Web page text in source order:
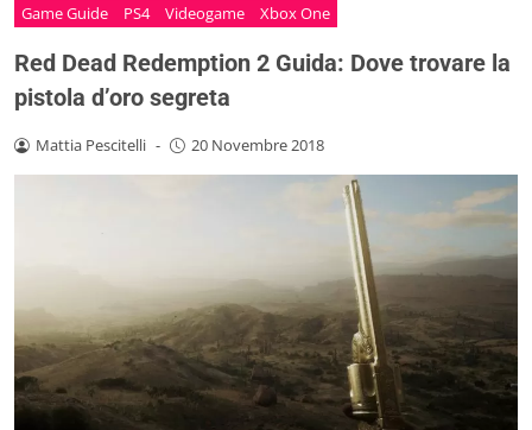
Game Guide PS4 Videogame Xbox One
Red Dead Redemption 2 Guida: Dove trovare la
pistola d’oro segreta
Mattia Pescitelli - 20 Novembre 2018